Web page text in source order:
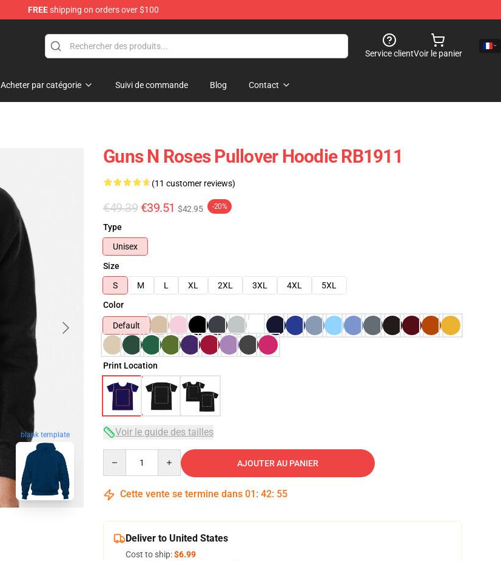
FREEshipping on orders over $100
Service clientVoir le panier
Acheter par catégorie Suivi de commande Blog Contact
blank template
Guns N Roses Pullover Hoodie RB1911
(11 customer reviews)
€49.39 €39.51 $42.95 -20%
Type
Unisex
Size
S
M L XL 2XL 3XL 4XL
5XL
Color
Default
Print Location
Voir le guide des tailles
AJOUTER AU PANIER
Cette vente se termine dans 01 : 42: 54
Deliver to United States
Cost to ship:$6.99